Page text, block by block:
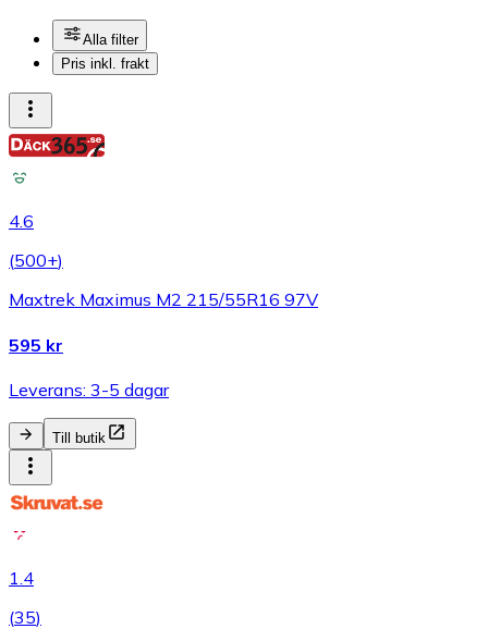
Alla filter
Pris inkl. frakt
4.6
(500+)
Maxtrek Maximus M2 215/55R16 97V
595 kr
Leverans: 3-5 dagar
Till butik
1.4
(35)